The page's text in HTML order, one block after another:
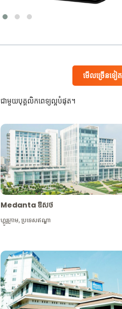
មើល​ច្រើន​ទៀត
ាមួយបុគ្គលិកពេទ្យល្អបំផុត។
Medanta ឱសថ
ហ្គូរូក្រាម,ប្រទេសឥណ្ឌា